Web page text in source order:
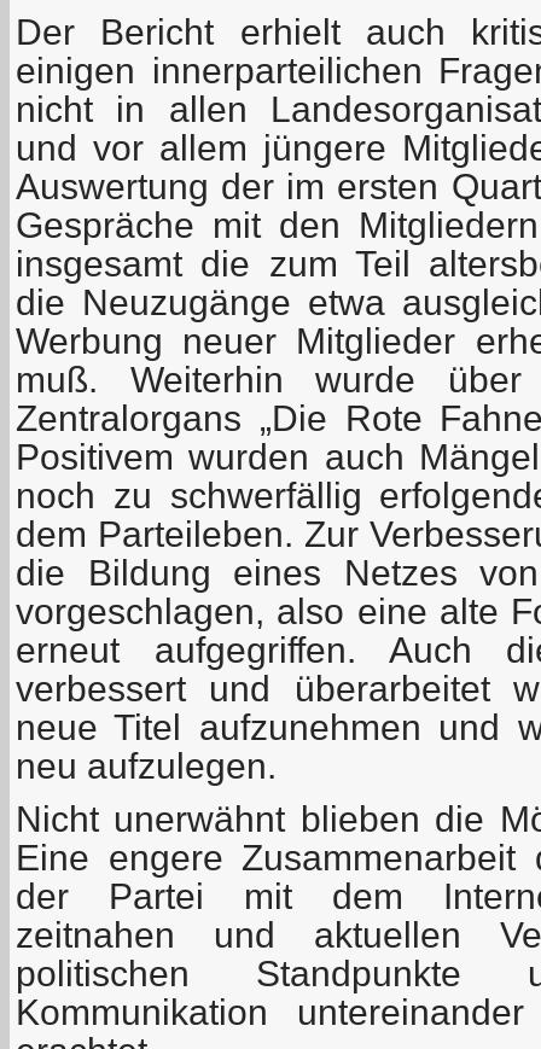
Der Bericht erhielt auch
einigen innerparteilichen
nicht in allen
und vor allem jüngere
Auswertung der im ersten
Gespräche mit den
insgesamt die zum Teil
die Neuzugänge etwa
Werbung neuer Mitglieder
muß. Weiterhin wurde
Zentralorgans „Die Rote
Positivem wurden auch
noch zu schwerfällig
dem Parteileben. Zur
die Bildung eines Netzes von
vorgeschlagen, also eine alte
erneut aufgegriffen. Auch
verbessert und überarbeitet
neue Titel aufzunehmen und
neu aufzulegen.
Nicht unerwähnt blieben die
Eine engere
der Partei mit dem
zeitnahen und aktuellen
politischen
Kommunikation